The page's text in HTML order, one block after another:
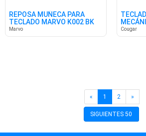
REPOSA MUÑECA PARA
TECLADO MARVO K002 BK
Marvo
SP
Cougar
« 1 2 »
SIGUIENTES 50